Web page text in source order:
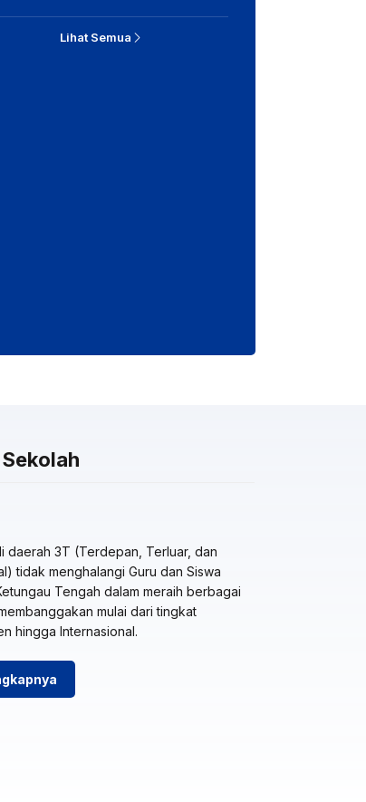
Lihat Semua
daerah 3T (Terdepan, Terluar, dan
tidak menghalangi Guru dan Siswa
Tengah dalam meraih berbagai
mulai dari tingkat
hingga Internasional.